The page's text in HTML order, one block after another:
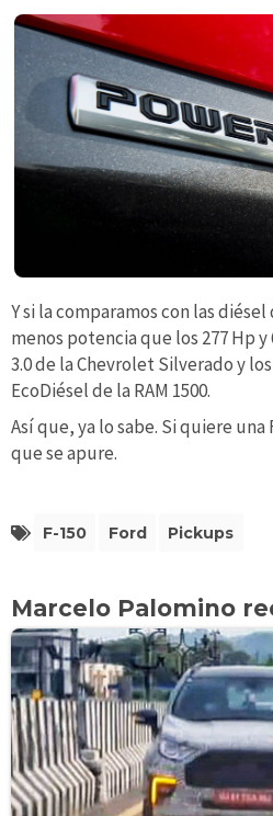
Y si la comparamos con las
menos potencia que los 277 Hp
3.0 de la Chevrolet Silverado y
EcoDiésel de la RAM 1500.
Así que, ya lo sabe. Si quiere
que se apure.
F-150 Ford Pickups
Marcelo Palomino